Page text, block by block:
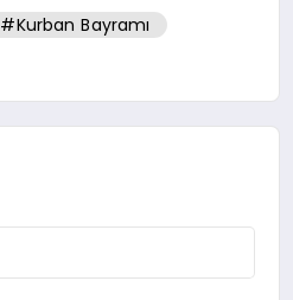
#Kurban Bayramı